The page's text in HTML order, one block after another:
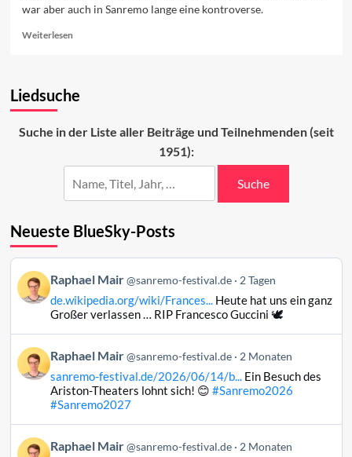
war aber auch in Sanremo lange eine kontroverse.
WeiterlesenRead
Playback
zurück
Liedsuche
Suche in der Liste aller Beiträge und Teilnehmenden (seit
1951):
Suche
Neueste BlueSky-Posts
Beitrag
von
Raphael
Bluesky
ansehen
Raphael Mair @sanremo-festival.de 2 Tagen
de.wikipedia.org/wiki/Frances...Heute hat uns ein ganz
Großer verlassen … RIP Francesco Guccini 🕊️
Beitrag
von
Raphael
ansehen
Raphael Mair @sanremo-festival.de 2 Monaten
sanremo-festival.de/2026/06/14/b...Ein Besuch des
Ariston-Theaters lohnt sich! 😊 #Sanremo2026
#Sanremo2027
BeitragRaphael Mair @sanremo-festival.de 2 Monaten